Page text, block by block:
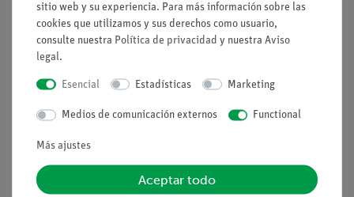
Movilidad Hall
Electrones
Electrones defectuosos
Volumen de suministro
sitio web y su experiencia. Para más información sobre las
cookies que utilizamos y sus derechos como usuario,
consulte nuestra Política de privacidad y nuestra Aviso
legal.
Esencial Estadísticas Marketing
Medios de comunicación externos Functional
Más ajustes
Aceptar todo